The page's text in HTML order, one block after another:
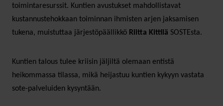
toimintaresurssit. Kuntien avustukset mahdollistavat
kustannustehokkaan toiminnan ihmisten arjen jaksamisen
tukena, muistuttaa järjestöpäällikkö Riitta Kittilä SOSTEsta.
Kuntien talous tulee kriisin jäljiltä olemaan entistä
heikommassa tilassa, mikä heijastuu kuntien kykyyn vastata
sote-palveluiden kysyntään.